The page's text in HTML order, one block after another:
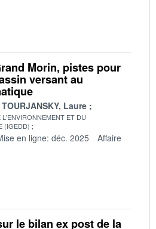
Morin, pistes pour
versant au
TOURJANSKY, Laure
ET DU
(IGEDD)
en ligne: déc. 2025
Affaire
le bilan ex post de la